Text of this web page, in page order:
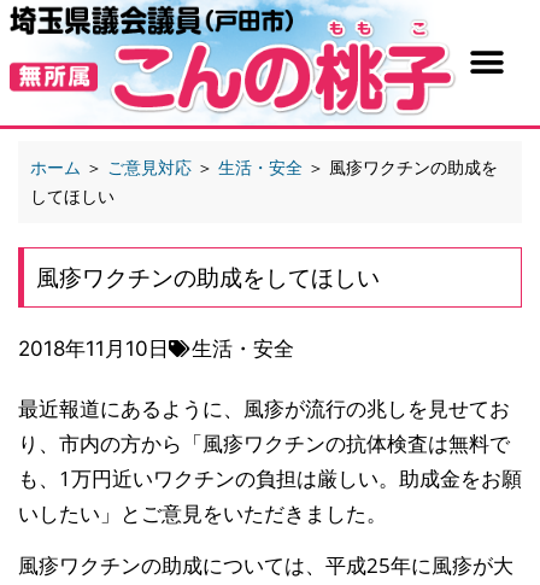
ホーム ＞ ご意見対応 ＞ 生活・安全 ＞ 風疹ワクチンの助成を
してほしい
風疹ワクチンの助成をしてほしい
2018年11月10日 生活・安全
最近報道にあるように、風疹が流行の兆しを見せてお
り、市内の方から「風疹ワクチンの抗体検査は無料で
も、1万円近いワクチンの負担は厳しい。助成金をお願
いしたい」とご意見をいただきました。
風疹ワクチンの助成については、平成25年に風疹が大